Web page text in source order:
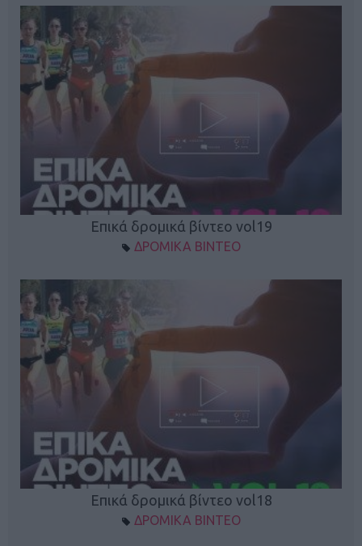
Επικά δρομικά βίντεο vol19
ΔΡΟΜΙΚΑ ΒΙΝΤΕΟ
Επικά δρομικά βίντεο vol18
ΔΡΟΜΙΚΑ ΒΙΝΤΕΟ